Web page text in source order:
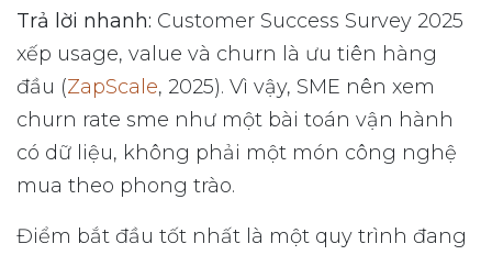
Trả lời nhanh: Customer Success Survey 2025
xếp usage, value và churn là ưu tiên hàng
đầu (ZapScale, 2025). Vì vậy, SME nên xem
churn rate sme như một bài toán vận hành
có dữ liệu, không phải một món công nghệ
mua theo phong trào.
Điểm bắt đầu tốt nhất là một quy trình đang